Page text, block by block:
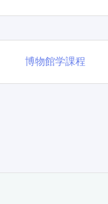
博物館学課程